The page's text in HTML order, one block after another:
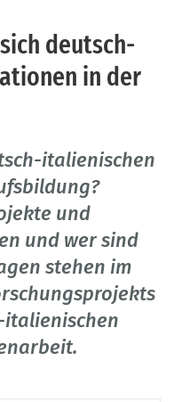
deutsch-
in der
italienischen
und
und wer sind
stehen im
italienischen